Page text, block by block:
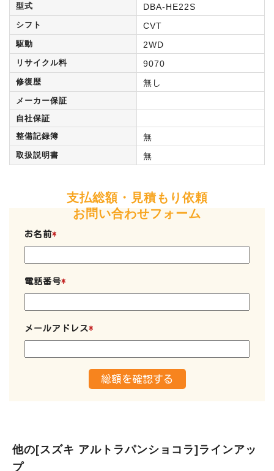
型式 DBA-HE22S
シフト CVT
駆動 2WD
リサイクル料 9070
修復歴 無し
メーカー保証
自社保証
整備記録簿
無
取扱説明書 無
支払総額・見積もり依頼
お問い合わせフォーム
お名前*
電話番号*
メールアドレス*
他の[スズキ アルトラパンショコラ]ラインアッ
プ